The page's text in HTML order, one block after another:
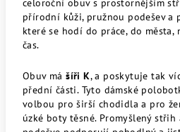
celoroční obuv s prostornějším
přírodní kůži, pružnou podešev a
které se hodí do práce, do
čas.
Obuv mášíři K, a poskytuje tak
přední části. Tyto dámské
volbou pro širší chodidla a pro
úzké boty těsné. Promyšlený střih